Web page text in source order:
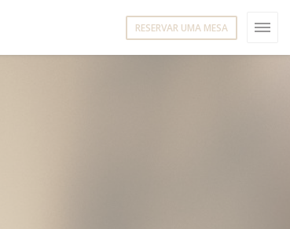
RESERVAR UMA MESA